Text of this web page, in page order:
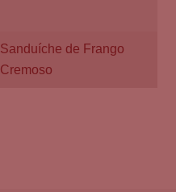
Sanduíche de Frango
Cremoso